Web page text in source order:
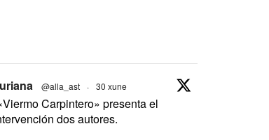
@alla_ast · 30 xune
Carpintero» presenta el
dos autores.